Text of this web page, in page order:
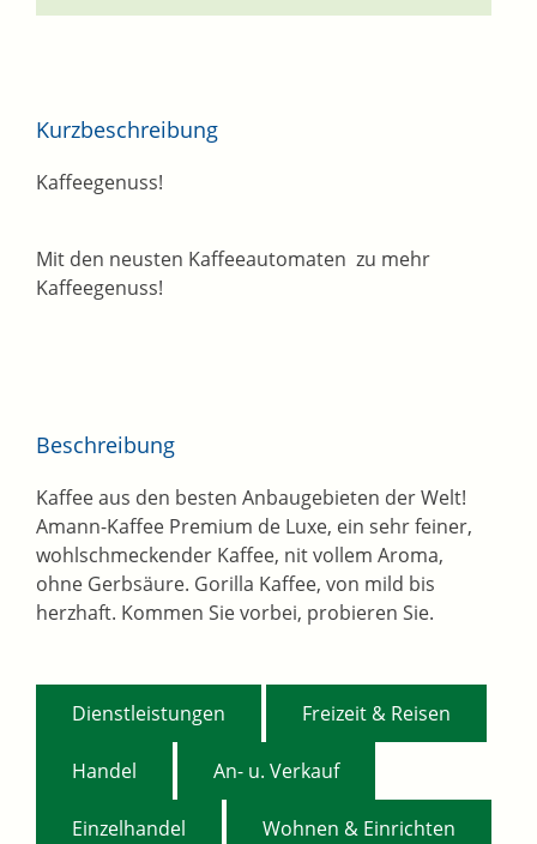
Kurzbeschreibung
Kaffeegenuss!
Mit den neusten Kaffeeautomaten zu mehr
Kaffeegenuss!
Beschreibung
Kaffee aus den besten Anbaugebieten der Welt!
Amann-Kaffee Premium de Luxe, ein sehr feiner,
wohlschmeckender Kaffee, nit vollem Aroma,
ohne Gerbsäure. Gorilla Kaffee, von mild bis
herzhaft. Kommen Sie vorbei, probieren Sie.
Dienstleistungen Freizeit & Reisen
Handel An- u. Verkauf
Einzelhandel Wohnen & Einrichten